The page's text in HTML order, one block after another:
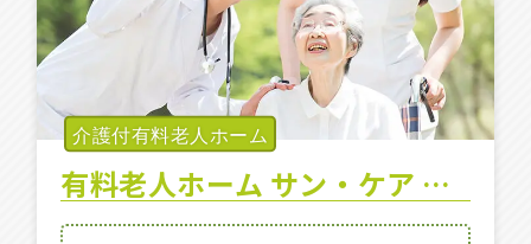
お役立ち情報 一覧
施設特集一覧
ブログ一覧
介護付有料老人ホーム
有料老人ホーム サン・ケア レジデンス